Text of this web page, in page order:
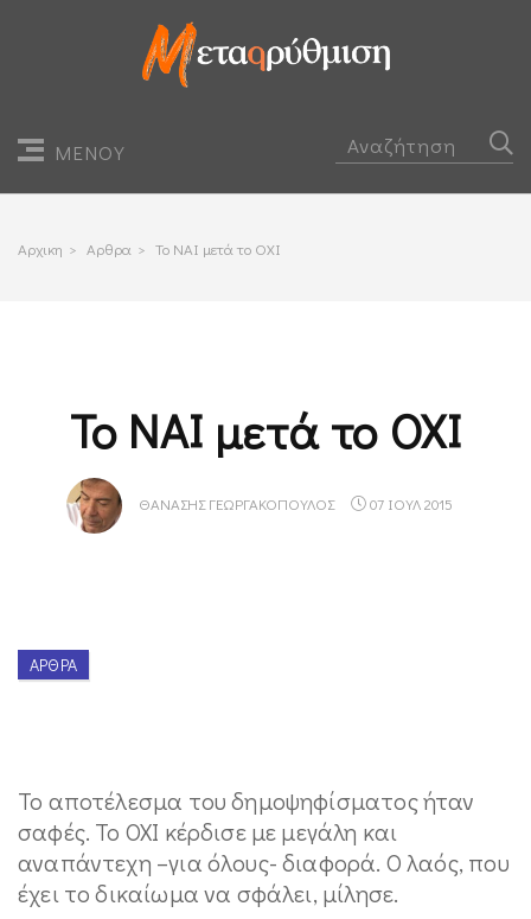
ΜΕΝΟΥ
Αρχικη > Αρθρα > Το ΝΑΙ μετά το ΟΧΙ
Το ΝΑΙ μετά το ΟΧΙ
ΘΑΝΆΣΗΣ ΓΕΩΡΓΑΚΌΠΟΥΛΟΣ 07 ΙΟΥΛ 2015
ΆΡΘΡΑ
Το αποτέλεσμα του δημοψηφίσματος ήταν
σαφές. Το ΟΧΙ κέρδισε με μεγάλη και
αναπάντεχη –για όλους- διαφορά. Ο λαός, που
έχει το δικαίωμα να σφάλει, μίλησε.